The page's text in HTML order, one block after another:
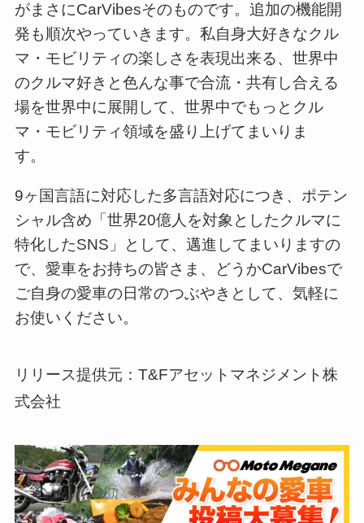
がまさにCarVibesそのものです。追加の機能開
発も順次やっていきます。私自身大好きなクル
マ・モビリティの楽しさを表現出来る、世界中
のクルマ好きと色んな事で合流・共有し合える
場を世界中に展開して、世界中でもっとクル
マ・モビリティ領域を盛り上げてまいりま
す。
9ヶ国言語に対応した多言語対応につき、ポテン
シャル含め「世界20億人を対象としたクルマに
特化したSNS」として、邁進してまいりますの
で、愛車をお持ちの皆さま、どうかCarVibesで
ご自身の愛車の日常のつぶやきとして、気軽に
お使いください。
リリース提供元：T&Fアセットマネジメント株
式会社